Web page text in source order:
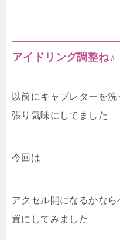
アイドリング調整ね♪
以前にキャブレターを
張り気味にしてました
今回は
アクセル開になるかな
置にしてみました